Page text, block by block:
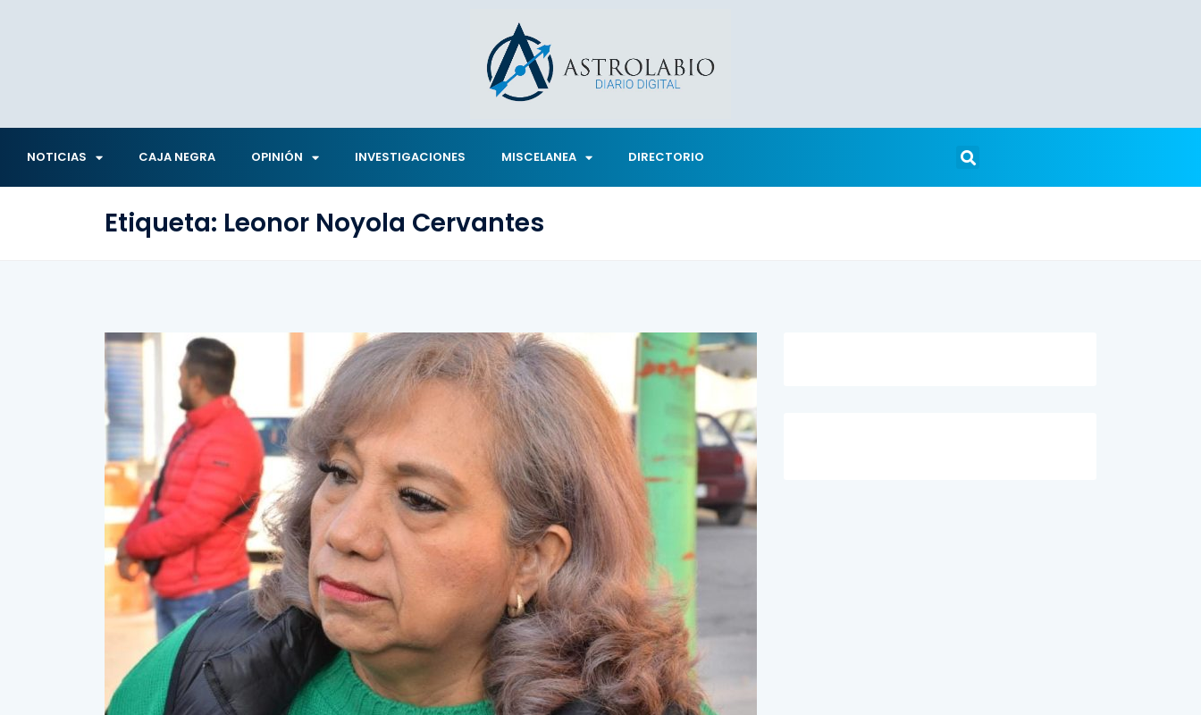
NOTICIAS CAJA NEGRA OPINIÓN INVESTIGACIONES MISCELANEA DIRECTORIO
Etiqueta: Leonor Noyola Cervantes